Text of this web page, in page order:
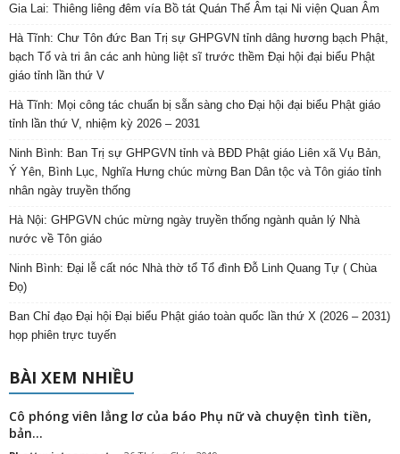
Gia Lai: Thiêng liêng đêm vía Bồ tát Quán Thế Âm tại Ni viện Quan Âm
Hà Tĩnh: Chư Tôn đức Ban Trị sự GHPGVN tỉnh dâng hương bạch Phật,
bạch Tổ và tri ân các anh hùng liệt sĩ trước thềm Đại hội đại biểu Phật
giáo tỉnh lần thứ V
Hà Tĩnh: Mọi công tác chuẩn bị sẵn sàng cho Đại hội đại biểu Phật giáo
tỉnh lần thứ V, nhiệm kỳ 2026 – 2031
Ninh Bình: Ban Trị sự GHPGVN tỉnh và BĐD Phật giáo Liên xã Vụ Bản,
Ý Yên, Bình Lục, Nghĩa Hưng chúc mừng Ban Dân tộc và Tôn giáo tỉnh
nhân ngày truyền thống
Hà Nội: GHPGVN chúc mừng ngày truyền thống ngành quản lý Nhà
nước về Tôn giáo
Ninh Bình: Đại lễ cất nóc Nhà thờ tổ Tổ đình Đỗ Linh Quang Tự ( Chùa
Đọ)
Ban Chỉ đạo Đại hội Đại biểu Phật giáo toàn quốc lần thứ X (2026 – 2031)
họp phiên trực tuyến
BÀI XEM NHIỀU
Cô phóng viên lẳng lơ của báo Phụ nữ và chuyện tình tiền,
bản...